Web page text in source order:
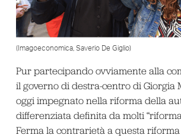
(Imagoeconomica, Saverio De Giglio)
Pur partecipando ovviamente alla
il governo di destra-centro di Giorgia
oggi impegnato nella riforma della
differenziata definita da molti “riforma
Ferma la contrarietà a questa